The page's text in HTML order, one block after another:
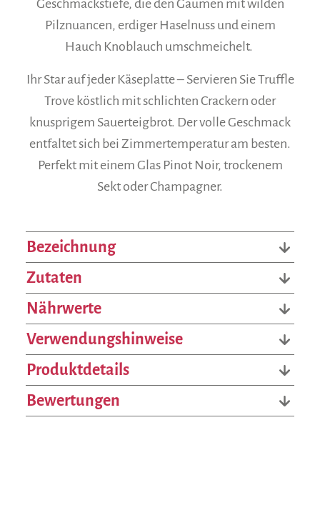
Geschmackstiefe, die den Gaumen mit wilden
Pilznuancen, erdiger Haselnuss und einem
Hauch Knoblauch umschmeichelt.
Ihr Star auf jeder Käseplatte – Servieren Sie Truffle
Trove köstlich mit schlichten Crackern oder
knusprigem Sauerteigbrot. Der volle Geschmack
entfaltet sich bei Zimmertemperatur am besten.
Perfekt mit einem Glas Pinot Noir, trockenem
Sekt oder Champagner.
Bezeichnung
Zutaten
Nährwerte
Verwendungshinweise
Produktdetails
Bewertungen